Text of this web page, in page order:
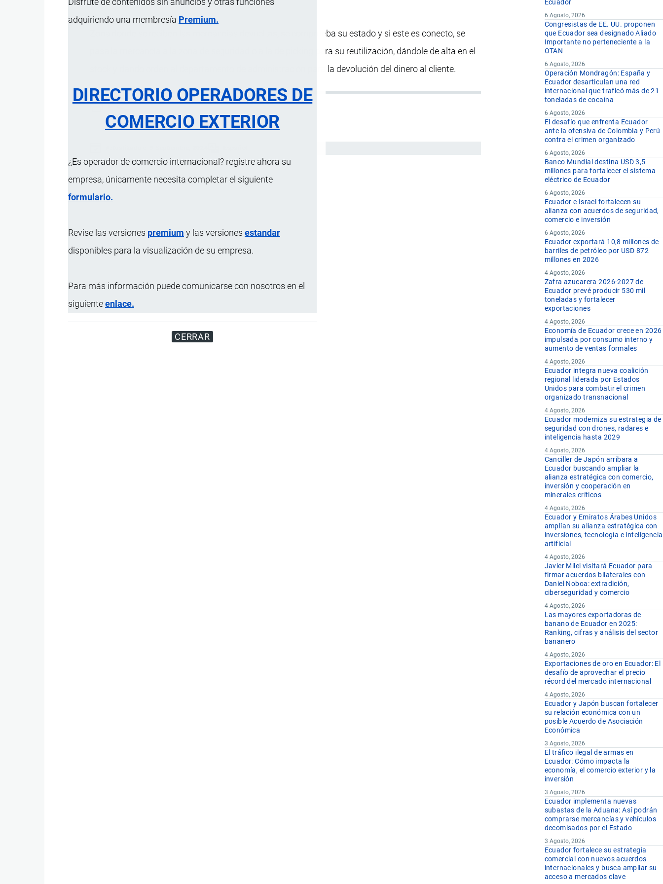
adquiriendo una membresía Premium.
DIRECTORIO OPERADORES DE
COMERCIO EXTERIOR
¿Es operador de comercio internacional? registre ahora su
empresa, únicamente necesita completar el siguiente
formulario.
Revise las versiones premium y las versiones estandar
disponibles para la visualización de su empresa.
Para más información puede comunicarse con nosotros en el
siguienteenlace.
CERRAR
Zona donde se reciben las mercancías devueltas, se comprueba su estado y si este es conecto, se
para su reutilización, dándole de alta en el
stock y dando orden al departamento de administración para la devolución del dinero al cliente.
Ecuador
6 Agosto, 2026
Congresistas de EE. UU. proponen
que Ecuador sea designado Aliado
Importante no perteneciente a la
OTAN
6 Agosto, 2026
Operación Mondragón: España y
Ecuador desarticulan una red
internacional que traficó más de 21
toneladas de cocaína
6 Agosto, 2026
El desafío que enfrenta Ecuador
ante la ofensiva de Colombia y Perú
contra el crimen organizado
6 Agosto, 2026
Banco Mundial destina USD 3,5
millones para fortalecer el sistema
eléctrico de Ecuador
6 Agosto, 2026
Ecuador e Israel fortalecen su
alianza con acuerdos de seguridad,
comercio e inversión
6 Agosto, 2026
Ecuador exportará 10,8 millones de
barriles de petróleo por USD 872
millones en 2026
4 Agosto, 2026
Zafra azucarera 2026-2027 de
Ecuador prevé producir 530 mil
toneladas y fortalecer
exportaciones
4 Agosto, 2026
Economía de Ecuador crece en 2026
impulsada por consumo interno y
aumento de ventas formales
4 Agosto, 2026
Ecuador integra nueva coalición
regional liderada por Estados
Unidos para combatir el crimen
organizado transnacional
4 Agosto, 2026
Ecuador moderniza su estrategia de
seguridad con drones, radares e
inteligencia hasta 2029
4 Agosto, 2026
Canciller de Japón arribara a
Ecuador buscando ampliar la
alianza estratégica con comercio,
inversión y cooperación en
minerales críticos
4 Agosto, 2026
Ecuador y Emiratos Árabes Unidos
amplían su alianza estratégica con
inversiones, tecnología e inteligencia
artificial
4 Agosto, 2026
Javier Milei visitará Ecuador para
firmar acuerdos bilaterales con
Daniel Noboa: extradición,
ciberseguridad y comercio
4 Agosto, 2026
Las mayores exportadoras de
banano de Ecuador en 2025:
Ranking, cifras y análisis del sector
bananero
4 Agosto, 2026
Exportaciones de oro en Ecuador: El
desafío de aprovechar el precio
récord del mercado internacional
4 Agosto, 2026
Ecuador y Japón buscan fortalecer
su relación económica con un
posible Acuerdo de Asociación
Económica
3 Agosto, 2026
El tráfico ilegal de armas en
Ecuador: Cómo impacta la
economía, el comercio exterior y la
inversión
3 Agosto, 2026
Ecuador implementa nuevas
subastas de la Aduana: Así podrán
comprarse mercancías y vehículos
decomisados por el Estado
3 Agosto, 2026
Ecuador fortalece su estrategia
comercial con nuevos acuerdos
internacionales y busca ampliar su
acceso a mercados clave